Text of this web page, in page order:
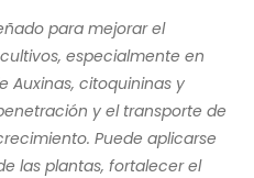
para mejorar el
especialmente en
Auxinas, citoquininas y
y el transporte de
Puede aplicarse
las plantas, fortalecer el